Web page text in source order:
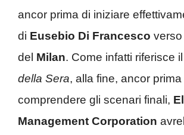
ancor prima di iniziare
di Eusebio Di Francesco
del Milan. Come infatti riferisce il
della Sera, alla fine, ancor prima
comprendere gli scenari finali,
Management Corporation